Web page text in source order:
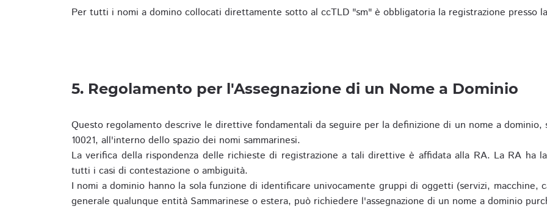
Per tutti i nomi a domino collocati direttamente sotto al ccTLD "sm" è obbligatoria la registrazione presso
5. Regolamento per l'Assegnazione di un Nome a Dominio
Questo regolamento descrive le direttive fondamentali da seguire per la definizione di un nome a
10021, all'interno dello spazio dei nomi sammarinesi.
La verifica della rispondenza delle richieste di registrazione a tali direttive è affidata alla RA. La RA ha
tutti i casi di contestazione o ambiguità.
I nomi a dominio hanno la sola funzione di identificare univocamente gruppi di oggetti (servizi, macchine,
generale qualunque entità Sammarinese o estera, può richiedere l'assegnazione di un nome a dominio